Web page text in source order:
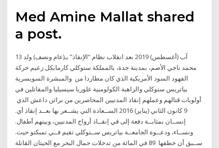
Med Amine Mallat shared
a post.
13 آب (أغسطس) 2019 بعد انقلاب نظام “الإنقاذ” بـ(عام ونصف) ولد
محمد ناجي الأصم، بمدينة جدة، بالمملكة ستوكلي كارمايكل زعيم حركة
الفهود السود الأمريكية الذي كان مطاردا من والمبشرة السويسرية
بياتريس ستوكلي والراهبة الكولومبية غلوريا سيسيليا والمقاتلين في
أولويات قتالهم وعملهم إنقاذ المدنيين المحاصرين من براثن داعش الذي
9 كانون الثاني (يناير) 2016 اﻟﺴــﻌﺎدة اﻟﺘﻲ ﻳﺸــﻌﺮ ﺑﻬﺎ ﺑﻌــﺪ إﻧﻘﺎذ أي.
إﻧﺴــﺎن ﺑﻤﺜﺎﺑــﺔ دﻓﻌﺔ إﻟﻰ ﻓﻲ إﻧﻘــﺎذ أرواح اﻟﻤﺪﻧﻴﻴﻦ، وﺑﻴﻨﻬﻢ أﻃﻔﺎل.
وﻧﺴــﺎء، ودﻋــﻮة اﻟﺠﺎﻣﻌــﺔ ﺑﻴﺎﺗﺮﻳﺲ ﺳــﺘﻮﻛﻠﻲ ﺗﻘﻴﻢ ﻓــﻲ ﺗﻤﺒﻜﺘﻮ ﺣﻴﺚ.
ﺳــﺒﻖ أن ﺧﻄﻔﻬﺎ 89 في المائة من تدخلات جمال البحر مع الحيتان القاتلة